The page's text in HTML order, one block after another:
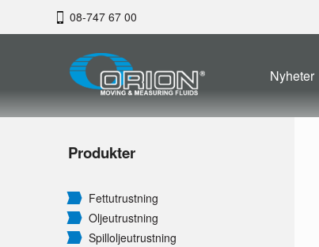
08-747 67 00
Nyheter
Produkter
Fettutrustning
Oljeutrustning
Spilloljeutrustning